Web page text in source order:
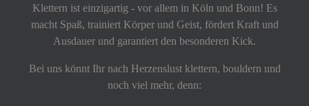
Klettern ist einzigartig - vor allem in Köln und Bonn! Es
macht Spaß, trainiert Körper und Geist, fördert Kraft und
Ausdauer und garantiert den besonderen Kick.
Bei uns könnt Ihr nach Herzenslust klettern, bouldern und
noch viel mehr, denn: